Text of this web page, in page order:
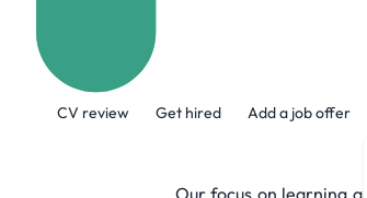
CV review Get hired Add a job offer
The Ottawa Hospital is
and an annual budget of
Our focus on learning